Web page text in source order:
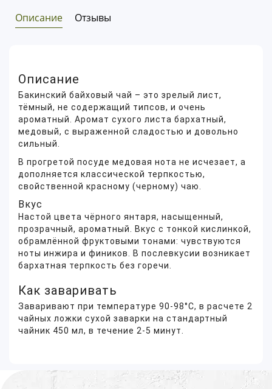
Описание Отзывы
Описание
Бакинский байховый чай – это зрелый лист,
тёмный, не содержащий типсов, и очень
ароматный. Аромат сухого листа бархатный,
медовый, с выраженной сладостью и довольно
сильный.
В прогретой посуде медовая нота не исчезает, а
дополняется классической терпкостью,
свойственной красному (черному) чаю.
Вкус
Настой цвета чёрного янтаря, насыщенный,
прозрачный, ароматный. Вкус с тонкой кислинкой,
обрамлённой фруктовыми тонами: чувствуются
ноты инжира и фиников. В послевкусии возникает
бархатная терпкость без горечи.
Как заваривать
Заваривают при температуре 90-98°C, в расчете 2
чайных ложки сухой заварки на стандартный
чайник 450 мл, в течение 2-5 минут.